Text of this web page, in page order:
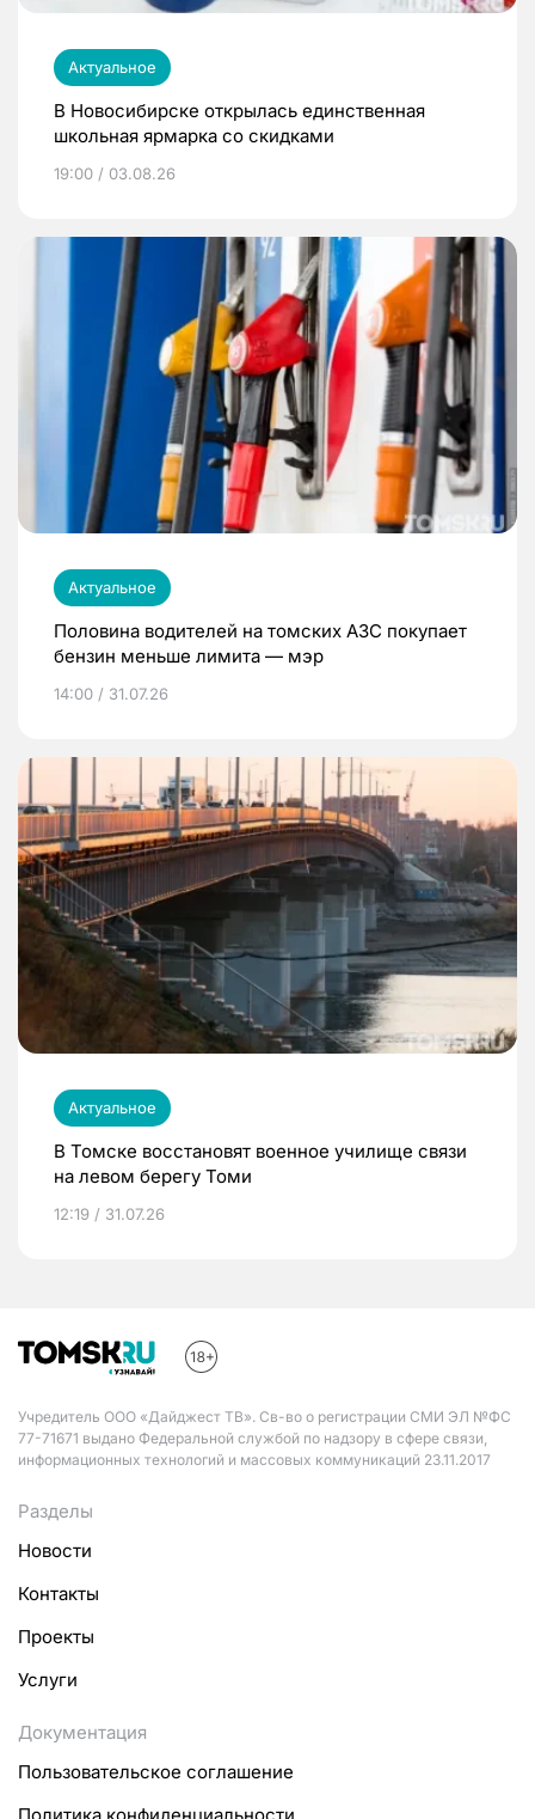
Актуальное
В Новосибирске открылась единственная
школьная ярмарка со скидками
19:00 / 03.08.26
Актуальное
Половина водителей на томских АЗС покупает
бензин меньше лимита — мэр
14:00 / 31.07.26
Актуальное
В Томске восстановят военное училище связи
на левом берегу Томи
12:19 / 31.07.26
Учредитель ООО «Дайджест ТВ». Св-во о регистрации СМИ ЭЛ №ФС
77-71671 выдано Федеральной службой по надзору в сфере связи,
информационных технологий и массовых коммуникаций 23.11.2017
Разделы
Новости
Контакты
Проекты
Услуги
Документация
Пользовательское соглашение